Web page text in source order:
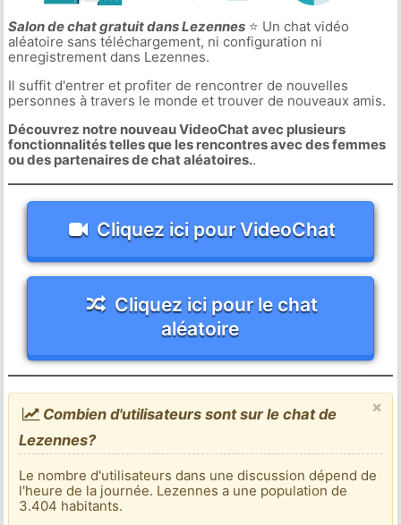
Salon de chat gratuit dans Lezennes⭐ Un chat vidéo
aléatoire sans téléchargement, ni configuration ni
enregistrement dans Lezennes.
Il suffit d'entrer et profiter de rencontrer de nouvelles
personnes à travers le monde et trouver de nouveaux amis.
Découvrez notre nouveau VideoChat avec plusieurs
fonctionnalités telles que les rencontres avec des femmes
ou des partenaires de chat aléatoires..
Cliquez ici pour VideoChat
Cliquez ici pour le chat
aléatoire
×
Combien d'utilisateurs sont sur le chat de
Lezennes?
Le nombre d'utilisateurs dans une discussion dépend de
l'heure de la journée. Lezennes a une population de
3.404 habitants.